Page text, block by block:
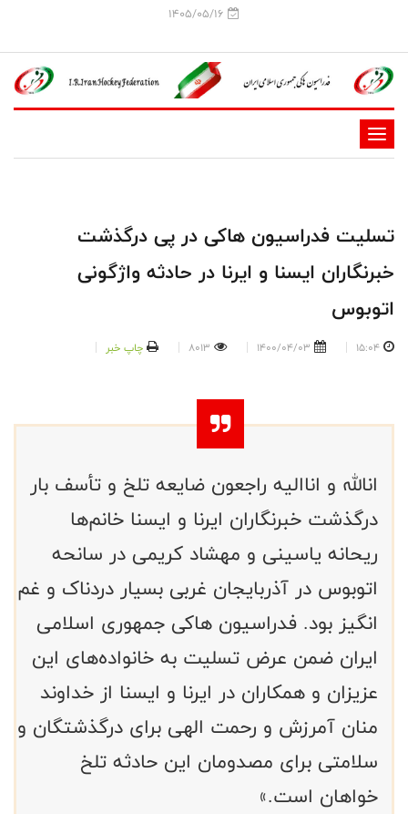
1405/05/16
-
-
-
تسلیت فدراسیون هاکی در پی درگذشت
خبرنگاران ایسنا و ایرنا در حادثه واژگونی
اتوبوس
15:04
1400/04/03
8013 چاپ خبر
انالله و اناالیه راجعون ضایعه تلخ و تأسف بار
درگذشت خبرنگاران ایرنا و ایسنا خانم‌ها
ریحانه یاسینی و مهشاد کریمی در سانحه
اتوبوس در آذربایجان غربی بسیار دردناک و غم
انگیز بود. فدراسيون ها‌کی جمهوری اسلامی
ایران ضمن عرض تسلیت به خانواده‌های این
عزیزان و همکاران‌ در ایرنا و ایسنا از خداوند
منان آمرزش و رحمت الهی برای درگذشتگان و
سلامتی برای مصدومان این حادثه تلخ
خواهان است.»